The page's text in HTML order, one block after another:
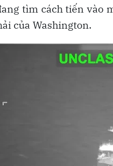
tìm cách tiến vào
của Washington.